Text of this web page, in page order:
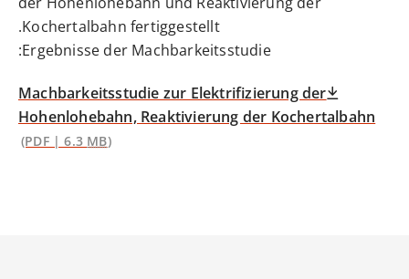
Kochertalbahn fertiggestellt.
Ergebnisse der Machbarkeitsstudie:
Machbarkeitsstudie zur Elektrifizierung der
Hohenlohebahn, Reaktivierung der Kochertalbahn
(PDF | 6.3 MB)